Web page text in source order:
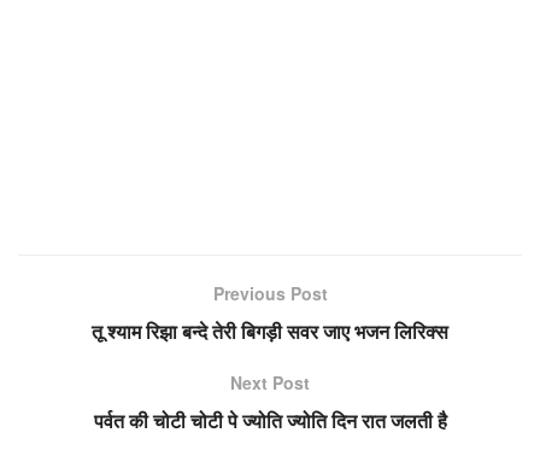
Previous Post
तू श्याम रिझा बन्दे तेरी बिगड़ी सवर जाए भजन लिरिक्स
Next Post
पर्वत की चोटी चोटी पे ज्योति ज्योति दिन रात जलती है